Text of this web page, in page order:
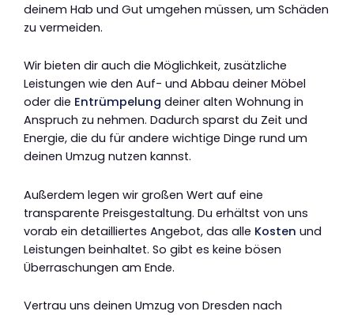
deinem Hab und Gut umgehen müssen, um Schäden
zu vermeiden.
Wir bieten dir auch die Möglichkeit, zusätzliche
Leistungen wie den Auf- und Abbau deiner Möbel
oder die Entrümpelung deiner alten Wohnung in
Anspruch zu nehmen. Dadurch sparst du Zeit und
Energie, die du für andere wichtige Dinge rund um
deinen Umzug nutzen kannst.
Außerdem legen wir großen Wert auf eine
transparente Preisgestaltung. Du erhältst von uns
vorab ein detailliertes Angebot, das alle Kosten und
Leistungen beinhaltet. So gibt es keine bösen
Überraschungen am Ende.
Vertrau uns deinen Umzug von Dresden nach